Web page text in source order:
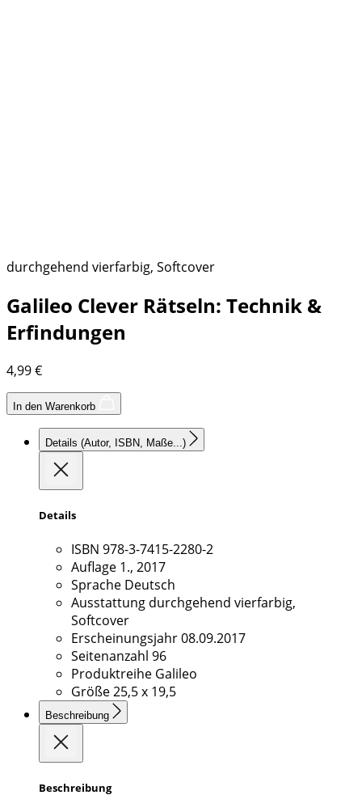
durchgehend vierfarbig, Softcover
Galileo Clever Rätseln: Technik &
Erfindungen
4,99€
In den Warenkorb
Details (Autor, ISBN, Maße...)
Details
ISBN 978-3-7415-2280-2
Auflage 1., 2017
Sprache Deutsch
Ausstattung durchgehend vierfarbig,
Softcover
Erscheinungsjahr08.09.2017
Seitenanzahl 96
Produktreihe Galileo
Größe25,5 x 19,5
Beschreibung
Beschreibung